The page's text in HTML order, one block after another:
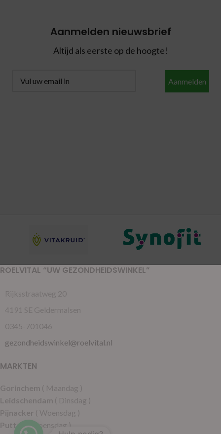
Aanmelden nieuwsbrief
Altijd als eerste op de hoogte!
Aanmelden
ROELVITAL “UW GEZONDHEIDSWINKEL”
Rijksstraatweg 20
4191 SE Geldermalsen
0345-701046
gezondheidswinkel@roelvital.nl
MARKTEN
Gorinchem ( Maandag )
Leidschendam ( Dinsdag )
Pijnacker ( Woensdag )
Putten( Woensdag )